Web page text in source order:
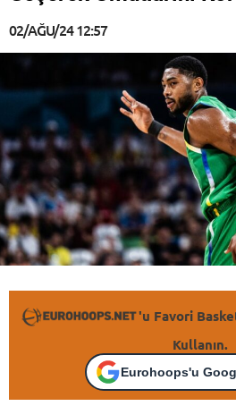
02/AĞU/24 12:57
'u Favori
Kullanın.
Eurohoops'u